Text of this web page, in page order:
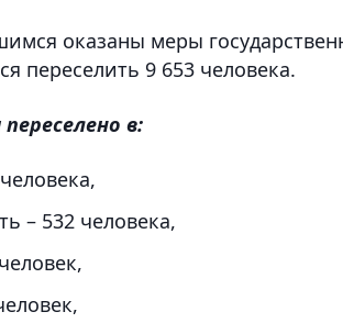
оказаны меры
переселить 9 653 человека.
в:
– 532 человека,